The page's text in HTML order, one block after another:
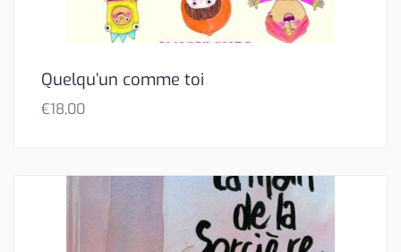
Quelqu’un comme toi
€18,00